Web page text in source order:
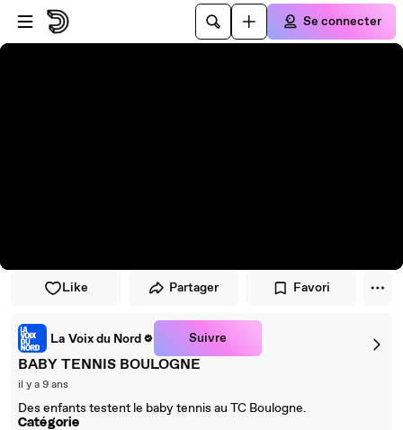
Passer au player
Passer au contenu principal
Se connecter
Like Partager Favori
La Voix du Nord Suivre
BABY TENNIS BOULOGNE
il y a 9 ans
Des enfants testent le baby tennis au TC Boulogne.
Catégorie